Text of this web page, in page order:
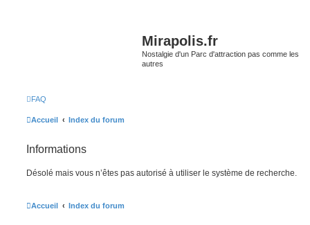
Mirapolis.fr
Nostalgie d'un Parc d'attraction pas comme les
autres
FAQ
Accueil Index du forum
Informations
Désolé mais vous n’êtes pas autorisé à utiliser le système de recherche.
Accueil Index du forum